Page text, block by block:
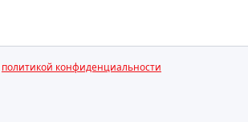
политикой конфиденциальности